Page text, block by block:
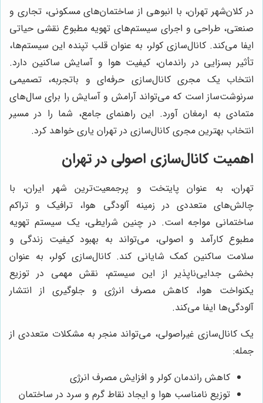
در کلان‌شهر تهران، با انبوهی از ساختمان‌های مسکونی، تجاری و
صنعتی، طراحی و اجرای سیستم‌های تهویه مطبوع نقشی حیاتی
ایفا می‌کند. کانال‌سازی کولر، به عنوان قلب تپنده این سیستم‌ها،
تأثیر بسزایی در راندمان، کیفیت هوا و آسایش ساکنین دارد.
انتخاب یک مجری کانال‌سازی حرفه‌ای و باتجربه، تصمیمی
سرنوشت‌ساز است که می‌تواند آرامش و آسایش را برای سال‌های
متمادی به ارمغان آورد. این راهنمای جامع، شما را در مسیر
انتخاب بهترین مجری کانال‌سازی در تهران یاری خواهد کرد.
اهمیت کانال‌سازی اصولی در تهران
تهران، به عنوان پایتخت و پرجمعیت‌ترین شهر ایران، با
چالش‌های متعددی در زمینه آلودگی هوا، ترافیک و تراکم
ساختمانی مواجه است. در چنین شرایطی، یک سیستم تهویه
مطبوع کارآمد و اصولی، می‌تواند به بهبود کیفیت زندگی و
سلامت ساکنین کمک شایانی کند. کانال‌سازی کولر، به عنوان
بخشی جدایی‌ناپذیر از این سیستم، نقش مهمی در توزیع
یکنواخت هوا، کاهش مصرف انرژی و جلوگیری از انتشار
آلودگی‌ها ایفا می‌کند.
یک کانال‌سازی غیراصولی، می‌تواند منجر به مشکلات متعددی از
جمله:
کاهش راندمان کولر و افزایش مصرف انرژی
توزیع نامناسب هوا و ایجاد نقاط گرم و سرد در ساختمان